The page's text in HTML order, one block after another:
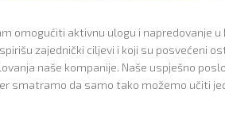
omogućiti aktivnu ulogu i napredovanje
zajednički ciljevi i koji su posvećeni
naše kompanije. Naše uspješno
smatramo da samo tako možemo učiti